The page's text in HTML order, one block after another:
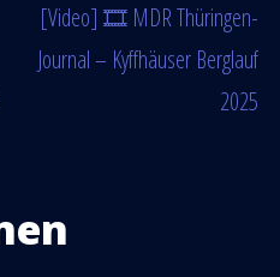
[Video] 🎞 MDR Thüringen-
Journal – Kyffhäuser Berglauf
2025